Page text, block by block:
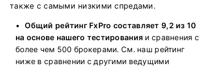
также с самыми низкими спредами.
Общий рейтинг FxPro составляет 9,2 из 10
на основе нашего тестирования и сравнения с
более чем 500 брокерами. См. наш рейтинг
ниже в сравнении с другими ведущими